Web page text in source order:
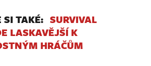
SI TAKÉ: SURVIVAL
LASKAVĚJŠÍ K
HRÁČŮM